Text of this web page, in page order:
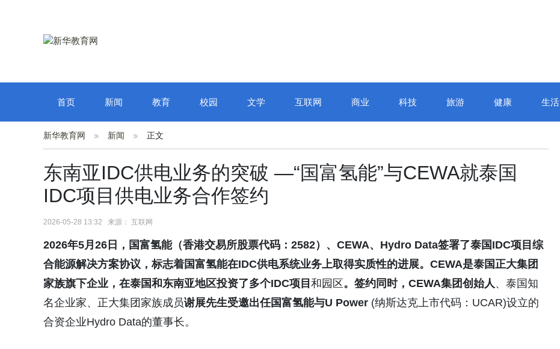
首页 新闻 教育 校园 文学 互联网 商业 科技 旅游 健康 生活
新华教育网 新闻 正文
东南亚IDC供电业务的突破 —“国富氢能”与CEWA就泰国
IDC项目供电业务合作签约
2026-05-28 13:32 来源： 互联网
2026年5月 26 日， 国富氢能（香港交易所股票代码 ： 2582）、 CEWA、 Hydro Data签署了泰国 IDC项目综
合能源解决方案协议 ，标志着国富氢能在IDC供电系统业务上取得实质性的进展。 CEWA是泰国正大集团
家族旗下企业 ，在泰国和东南亚地区投资了多个IDC项目 和园区 。 签约同时， CEWA集团创始人、泰国知
名企业家、正大集团家族成员谢展先生受邀出任国富氢能与U Power (纳斯达克上市代码：UCAR)设立的
合资企业Hydro Data的董事长。